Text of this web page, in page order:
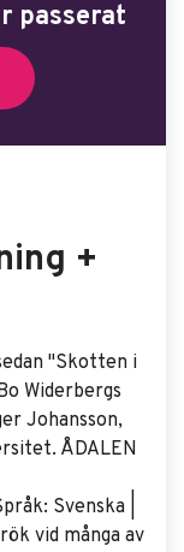
passerat
+
"Skotten i
Widerbergs
Johansson,
ÅDALEN
Svenska |
vid många av